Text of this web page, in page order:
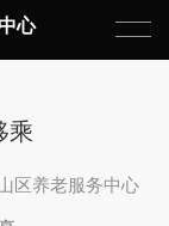
心
乘
区养老服务中心